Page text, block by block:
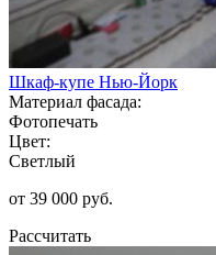
Шкаф-купе Нью-Йорк
Материал фасада:
Фотопечать
Цвет:
Светлый
от 39 000 руб.
Рассчитать